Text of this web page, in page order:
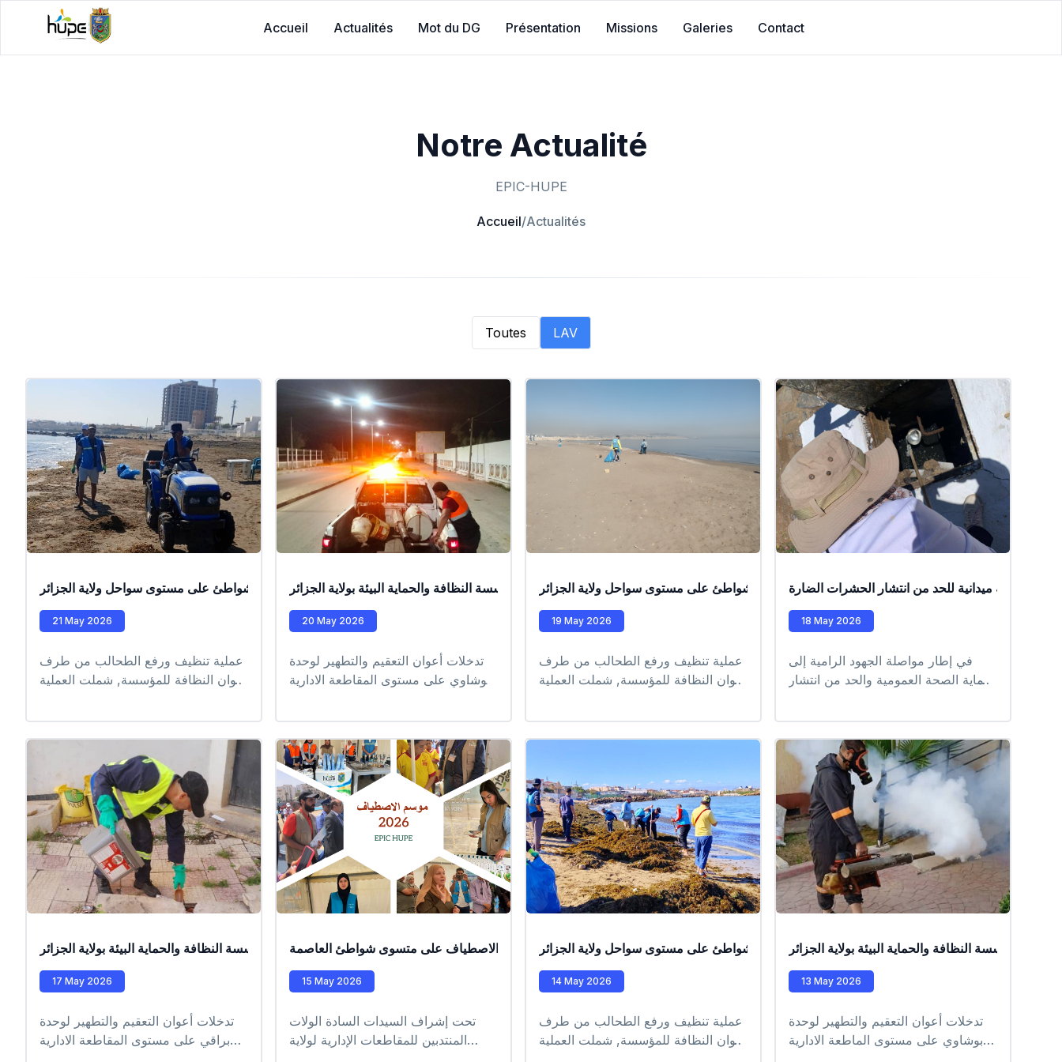
Accueil Actualités Mot du DG Présentation Missions Galeries Contact
Notre Actualité
EPIC-HUPE
Accueil/Actualités
Toutes LAV
عملية تنظيف الشواطئ على مستوى سواحل ولاية الجزائر
21 May 2026
عملية تنظيف ورفع الطحالب من طرف
أعوان النظافة للمؤسسة, شملت العملية
المقاطعة الإدارية لزرالدة
عمليات تدخل ميدانية ليلية من طرف عمال مؤسسة النظافة والحماية البيئة بولاية الجزائر
20 May 2026
تدخلات أعوان التعقيم والتطهير لوحدة
بوشاوي على مستوى المقاطعة الادارية
عملية تنظيف الشواطئ على مستوى سواحل ولاية الجزائر
19 May 2026
عملية تنظيف ورفع الطحالب من طرف
أعوان النظافة للمؤسسة, شملت العملية
لحسين داي
في خرجة ميدانية للحد من انتشار الحشرات الضارة
18 May 2026
في إطار مواصلة الجهود الرامية إلى
حماية الصحة العمومية والحد من انتشار
علم الحشرات التابع للمؤسسة بخرجة
ميدانية تم خلالها جمع يرقات البعوض
من عدة نقاط على مستوى بلديةريس
حميدو 🦟 🔬 وتندرج هذه العملية ضمن
برنامج الرصد والمراقبة، حيث سيتم
تحليل العينات المخبرية لمتابعة تطور
هذه الحشرة وتحديد أنجع سبل التدخل
للوقاية ومكافحتها 🤝 وتؤكد المؤسسة
التزامها الدائم بالعمل الميداني المستمر
حفاظًا على بيئة سليمة وصحة المواطنين
عمليات تدخل ميدانية من طرف عمال مؤسسة النظافة والحماية البيئة بولاية الجزائر
17 May 2026
تدخلات أعوان التعقيم والتطهير لوحدة
براقي على مستوى المقاطعة الادارية
الافتتاح الرسمي لموسم الاصطياف على متسوى شواطئ العاصمة
15 May 2026
تحت إشراف السيدات السادة الولات
المنتدبين للمقاطعات الإدارية لولاية
عملية تنظيف الشواطئ على مستوى سواحل ولاية الجزائر
14 May 2026
عملية تنظيف ورفع الطحالب من طرف
أعوان النظافة للمؤسسة, شملت العملية
مؤسسة النظافة والحماية البيئة بولاية الجزائر
13 May 2026
تدخلات أعوان التعقيم والتطهير لوحدة
بوشاوي على مستوى الماطعة الادارية